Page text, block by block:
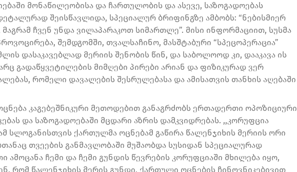
მონაწილეობისა და ჩართულობის და ასევე, საზოგადოებას
შეისწავლიდა, სპეციალურ ბრიფინგზე ამბობს: “ნებისმიერ
ჩვენ უნდა ვილაპარაკოთ სიმართლე”. მისი ინფორმაციით, სუსმა
შემდგომში, თვალსაჩინო, მასშტაბური “სპეცოპერაცია”
დასაკავებლად მერიის შენობის წინ, და საბოლოოდ კი, დააკავა ის
გადაწყვეტილების მიმღები პირები არიან და ფიზიკურად ვერ
რომელი დავალების შესრულებასა და ამისათვის თანხის აღებაში
კაგებეშნიკური მეთოდებით განაგრძობს ერთადერთი ოპოზიციური
და საზოგადოებაში მცდარი აზრის დამკვიდრებას. ,,კორუფცია
სლოგანისთვის ქართულმა ოცნებამ გაწირა წალენჯიხის მერიის ორი
თვეების განმავლობაში მუშაობდა სუსიდან სპეციალურად
ამოცანა ჩემი და ჩემი გუნდის წევრების კორუფციაში მხილება იყო,
რომ წალენჯიხის მერის გუნდი, ქართული ოცნების ჩინოვნიკებივით